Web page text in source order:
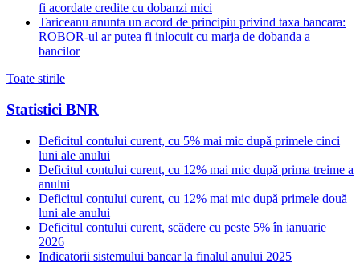
fi acordate credite cu dobanzi mici
Tariceanu anunta un acord de principiu privind taxa bancara:
ROBOR-ul ar putea fi inlocuit cu marja de dobanda a
bancilor
Toate stirile
Statistici BNR
Deficitul contului curent, cu 5% mai mic după primele cinci
luni ale anului
Deficitul contului curent, cu 12% mai mic după prima treime a
anului
Deficitul contului curent, cu 12% mai mic după primele două
luni ale anului
Deficitul contului curent, scădere cu peste 5% în ianuarie
2026
Indicatorii sistemului bancar la finalul anului 2025